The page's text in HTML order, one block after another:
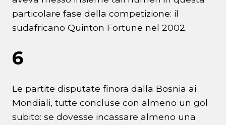
particolare fase della competizione: il
sudafricano Quinton Fortune nel 2002.
6
Le partite disputate finora dalla Bosnia ai
Mondiali, tutte concluse con almeno un gol
subito: se dovesse incassare almeno una